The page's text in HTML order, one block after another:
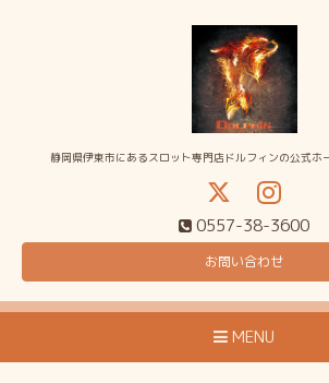
静岡県伊東市にあるスロット専門店ドルフィンの公式ホ
0557-38-3600
お問い合わせ
MENU